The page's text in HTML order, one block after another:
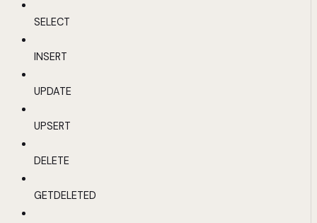
SELECT
INSERT
UPDATE
UPSERT
DELETE
GETDELETED